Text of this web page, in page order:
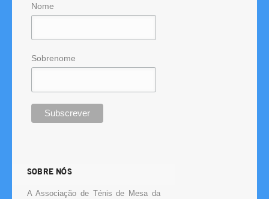
Nome
Sobrenome
SOBRE NÓS
A Associação de Ténis de Mesa da